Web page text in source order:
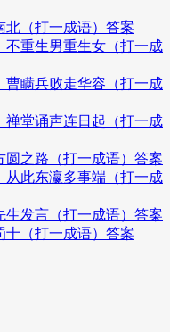
北（打一成语）答案
不重生男重生女（打一成
曹瞒兵败走华容（打一成
禅堂诵声连日起（打一成
圆之路（打一成语）答案
从此东瀛多事端（打一成
生发言（打一成语）答案
十（打一成语）答案